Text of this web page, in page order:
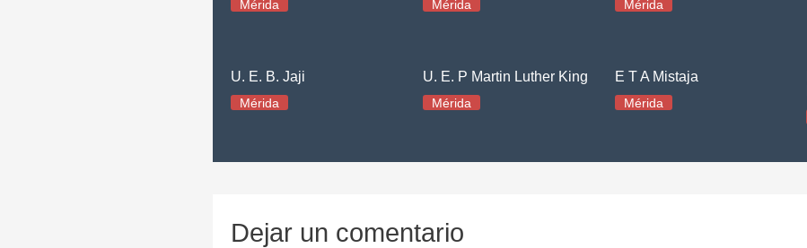
Mérida Mérida Mérida
U. E. B. Jaji
Mérida
U. E. P Martin Luther King
Mérida
E T A Mistaja
Mérida
Dejar un comentario